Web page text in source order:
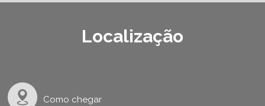
Localização
Como chegar